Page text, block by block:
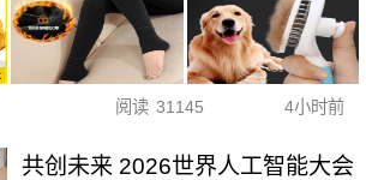
阅读 31145 4小时前
共创未来 2026世界人工智能大会